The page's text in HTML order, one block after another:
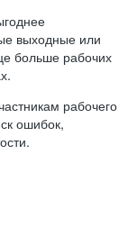
выходные или
больше рабочих
рабочего
ошибок,